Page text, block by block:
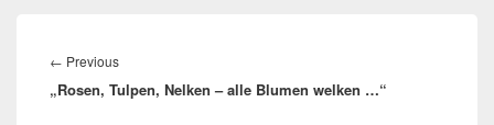
← PreviousPrevious
post:
„Rosen, Tulpen, Nelken – alle Blumen welken …“